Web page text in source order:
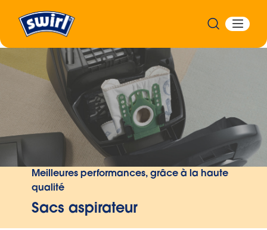
Précédent
Meilleures performances, grâce à la haute
qualité
Sacs aspirateur